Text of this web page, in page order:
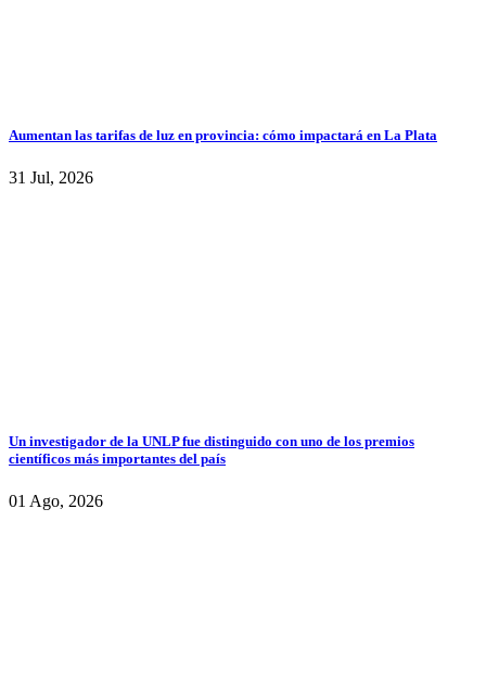
Aumentan las tarifas de luz en provincia: cómo impactará en La Plata
31 Jul, 2026
Un investigador de la UNLP fue distinguido con uno de los premios
científicos más importantes del país
01 Ago, 2026